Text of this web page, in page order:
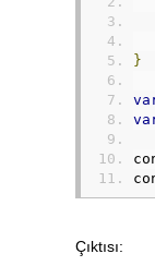
}
Çıktısı: